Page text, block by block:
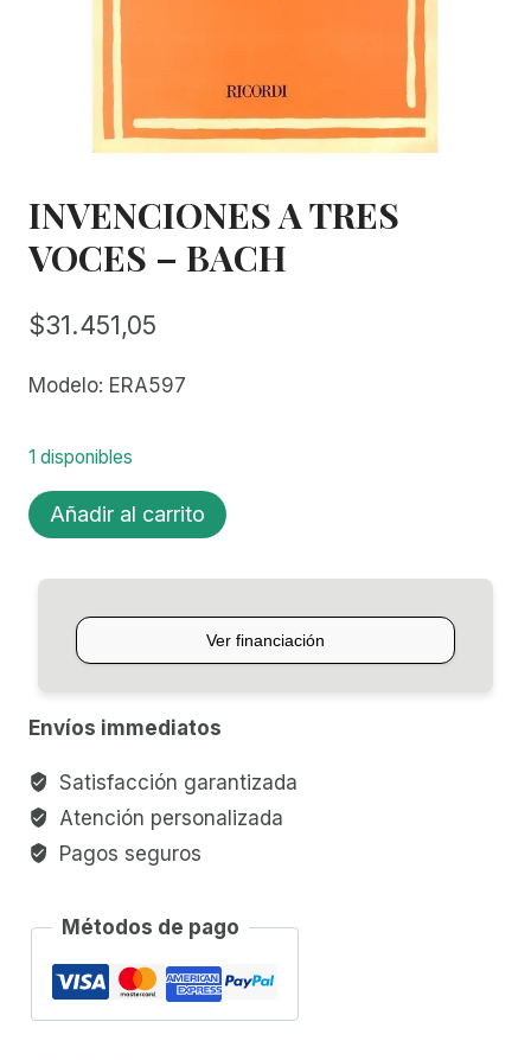
INVENCIONES A TRES
VOCES – BACH
$31.451,05
Modelo: ERA597
1 disponibles
INVENCIONES
A
BACH
cantidad
Añadir al carrito
Envíos immediatos
Satisfacción garantizada
Atención personalizada
Pagos seguros
Métodos de pago